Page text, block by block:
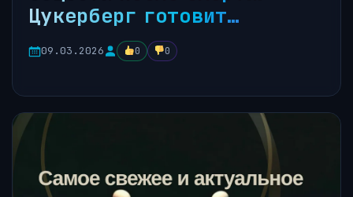
Цукерберг готовит…
09.03.2026 0 0